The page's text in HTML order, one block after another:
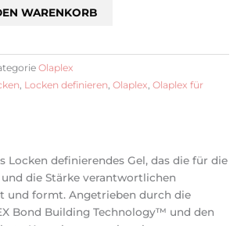
WARENKORB
Olaplex
Locken definieren Olaplex Olaplex für
Locken definierendes Gel, das die für die
die Stärke verantwortlichen
und formt. Angetrieben durch die
Bond Building Technology™ und den